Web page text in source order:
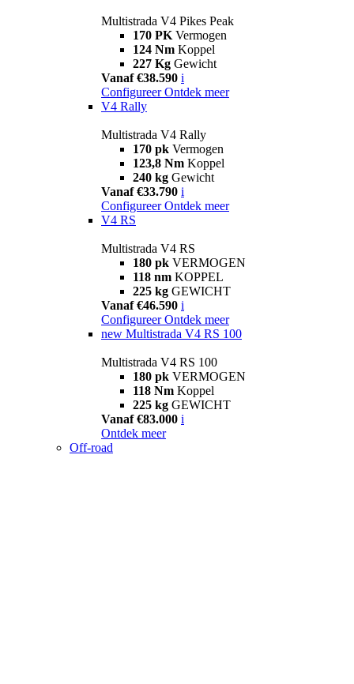
Multistrada V4 Pikes Peak
170 PK Vermogen
124 Nm Koppel
227 Kg Gewicht
Vanaf €38.590 i
Configureer Ontdek meer
V4 Rally
Multistrada V4 Rally
170 pk Vermogen
123,8 Nm Koppel
240 kg Gewicht
Vanaf €33.790 i
Configureer Ontdek meer
V4 RS
Multistrada V4 RS
180 pk VERMOGEN
118 nm KOPPEL
225 kg GEWICHT
Vanaf €46.590 i
Configureer Ontdek meer
new Multistrada V4 RS 100
Multistrada V4 RS 100
180 pk VERMOGEN
118 Nm Koppel
225 kg GEWICHT
Vanaf €83.000 i
Ontdek meer
Off-road